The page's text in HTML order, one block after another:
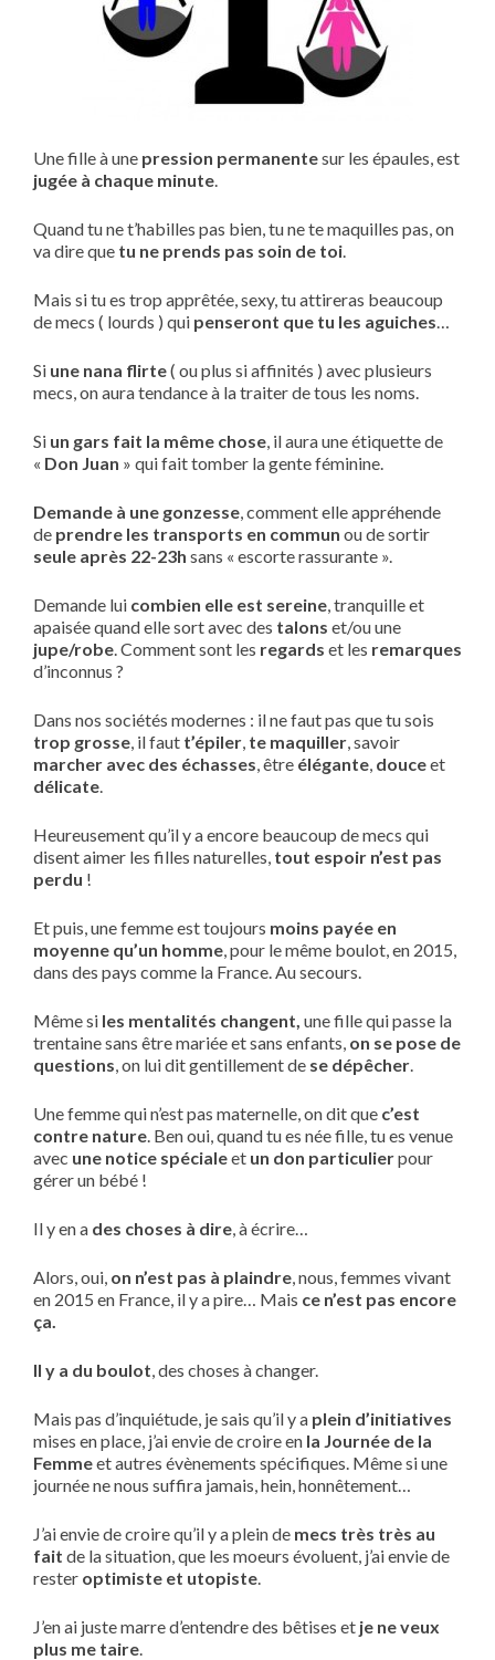
Une fille à une pression permanentesur les épaules, est
jugée à chaque minute.
Quand tu ne t’habilles pas bien, tu ne te maquilles pas, on
va dire que tu ne prends pas soin de toi.
Mais si tu es trop apprêtée, sexy, tu attireras beaucoup
de mecs ( lourds ) qui penseront que tu les aguiches…
Si une nana flirte( ou plus si affinités ) avec plusieurs
mecs, on aura tendance à la traiter de tous les noms.
Si un gars fait la même chose, il aura une étiquette de
« Don Juan » qui fait tomber la gente féminine.
Demande à une gonzesse, comment elle appréhende
de prendre les transports en commun ou de sortir
seule après 22-23h sans « escorte rassurante ».
Demande lui combien elle est sereine, tranquille et
apaisée quand elle sort avec des talons et/ou une
jupe/robe. Comment sont les regards et les remarques
d’inconnus ?
Dans nos sociétés modernes : il ne faut pas que tu sois
trop grosse, il faut t’épiler, te maquiller, savoir
marcher avec des échasses, être élégante, douceet
délicate.
Heureusement qu’il y a encore beaucoup de mecs qui
disent aimer les filles naturelles, tout espoir n’est pas
perdu !
Et puis, une femme est toujours moins payée en
moyenne qu’un homme, pour le même boulot, en 2015,
dans des pays comme la France. Au secours.
Même si les mentalités changent, une fille qui passe la
trentaine sans être mariée et sans enfants, on se pose de
questions, on lui dit gentillement de se dépêcher.
Une femme qui n’est pas maternelle, on dit que c’est
contre nature. Ben oui, quand tu es née fille, tu es venue
avec une notice spécialeet un don particulierpour
gérer un bébé !
Il y en a des choses à dire, à écrire…
Alors, oui, on n’est pas à plaindre, nous, femmes vivant
en 2015 en France, il y a pire… Mais ce n’est pas encore
ça.
Il y a du boulot, des choses à changer.
Mais pas d’inquiétude, je sais qu’il y a plein d’initiatives
mises en place, j’ai envie de croire en la Journée de la
Femmeet autres évènements spécifiques. Même si une
journée ne nous suffira jamais, hein, honnêtement…
J’ai envie de croire qu’il y a plein de mecs très très au
fait de la situation, que les moeurs évoluent, j’ai envie de
rester optimiste et utopiste.
J’en ai juste marre d’entendre des bêtises et je ne veux
plus me taire.